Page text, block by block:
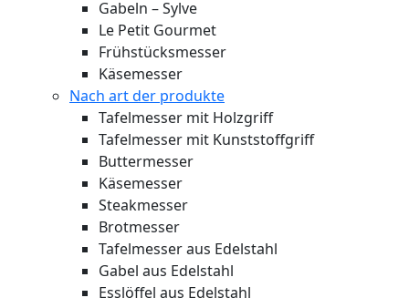
Gabeln – Sylve
Le Petit Gourmet
Frühstücksmesser
Käsemesser
Nach art der produkte
Tafelmesser mit Holzgriff
Tafelmesser mit Kunststoffgriff
Buttermesser
Käsemesser
Steakmesser
Brotmesser
Tafelmesser aus Edelstahl
Gabel aus Edelstahl
Esslöffel aus Edelstahl